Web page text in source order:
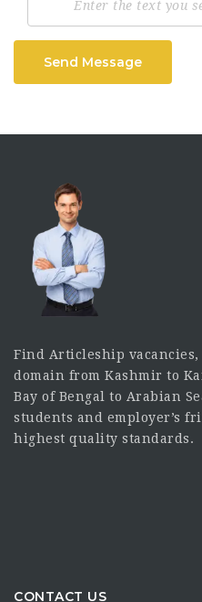
Send Message
Find Articleship
domain from Kashmir to
Bay of Bengal to Arabian
students and employer’s
highest quality standards.
CONTACT US